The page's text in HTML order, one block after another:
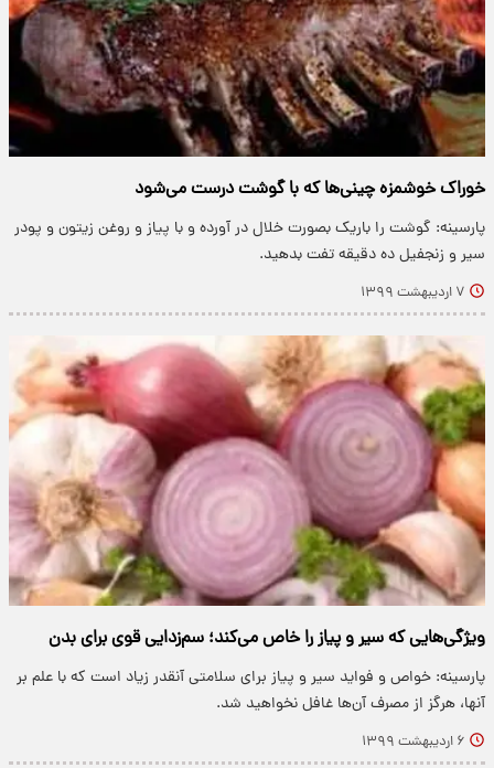
خوراک خوشمزه چینی‌ها که با گوشت درست می‌شود
پارسینه: گوشت را باریک بصورت خلال در آورده و با پیاز و روغن زیتون و پودر
سیر و زنجفیل ده دقیقه تفت بدهید.
۷ اردیبهشت ۱۳۹۹
ویژگی‌هایی که سیر و پیاز را خاص می‌کند؛ سم‌زدایی قوی برای بدن
پارسینه: خواص و فواید سیر و پیاز برای سلامتی آنقدر زیاد است که با علم بر
آنها، هرگز از مصرف آن‌ها غافل نخواهید شد.
۶ اردیبهشت ۱۳۹۹